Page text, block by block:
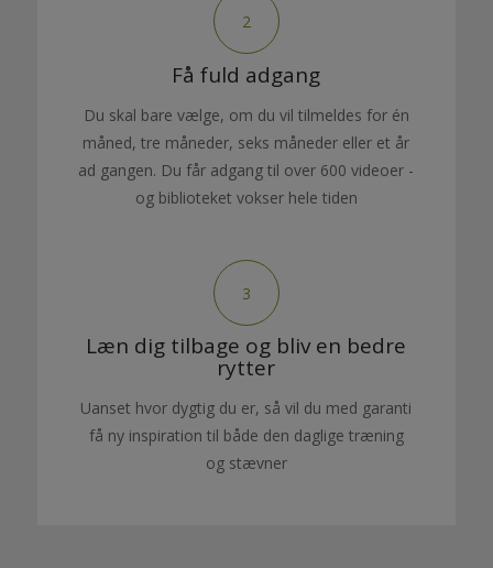
2
Få fuld adgang
Du skal bare vælge, om du vil tilmeldes for én
måned, tre måneder, seks måneder eller et år
ad gangen. Du får adgang til over 600 videoer -
og biblioteket vokser hele tiden
3
Læn dig tilbage og bliv en bedre
rytter
Uanset hvor dygtig du er, så vil du med garanti
få ny inspiration til både den daglige træning
og stævner